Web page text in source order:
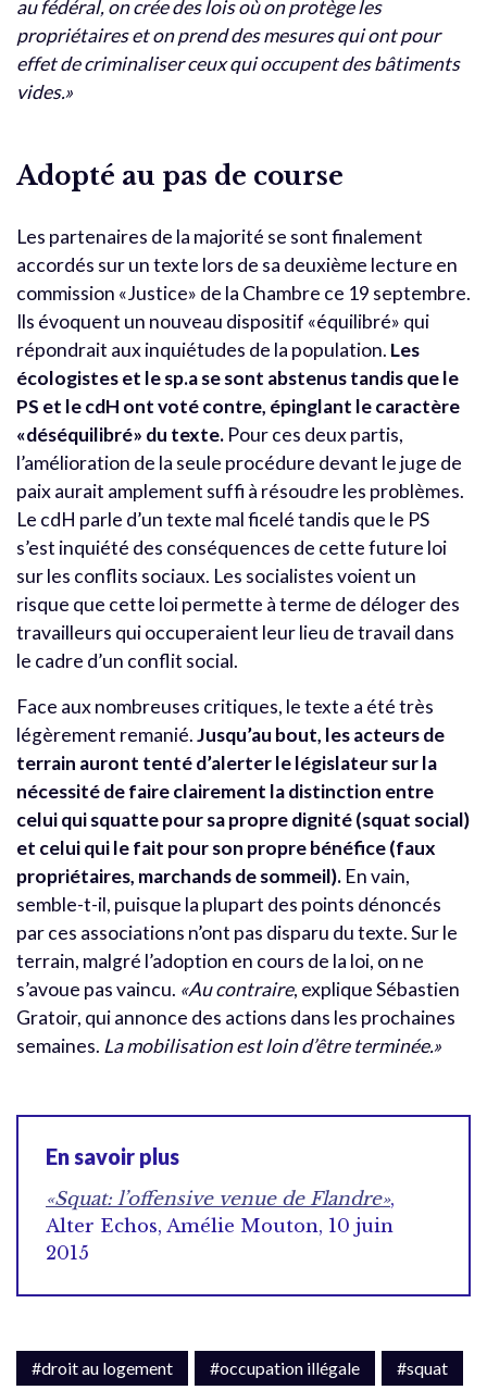
au fédéral, on crée des lois où on protège les
propriétaires et on prend des mesures qui ont pour
effet de criminaliser ceux qui occupent des bâtiments
vides.»
Adopté au pas de course
Les partenaires de la majorité se sont finalement
accordés sur un texte lors de sa deuxième lecture en
commission «Justice» de la Chambre ce 19 septembre.
Ils évoquent un nouveau dispositif «équilibré» qui
répondrait aux inquiétudes de la population. Les
écologistes et le sp.a se sont abstenus tandis que le
PS et le cdH ont voté contre, épinglant le caractère
«déséquilibré» du texte. Pour ces deux partis,
l’amélioration de la seule procédure devant le juge de
paix aurait amplement suffi à résoudre les problèmes.
Le cdH parle d’un texte mal ficelé tandis que le PS
s’est inquiété des conséquences de cette future loi
sur les conflits sociaux. Les socialistes voient un
risque que cette loi permette à terme de déloger des
travailleurs qui occuperaient leur lieu de travail dans
le cadre d’un conflit social.
Face aux nombreuses critiques, le texte a été très
légèrement remanié.Jusqu’au bout, les acteurs de
terrain auront tenté d’alerter le législateur sur la
nécessité de faire clairement la distinction entre
celui qui squatte pour sa propre dignité (squat social)
et celui qui le fait pour son propre bénéfice (faux
propriétaires, marchands de sommeil). En vain,
semble-t-il, puisque la plupart des points dénoncés
par ces associations n’ont pas disparu du texte. Sur le
terrain, malgré l’adoption en cours de la loi, on ne
s’avoue pas vaincu. «Au contraire, explique Sébastien
Gratoir, qui annonce des actions dans les prochaines
semaines. La mobilisation est loin d’être terminée.»
En savoir plus
«Squat: l’offensive venue de Flandre»,
Alter Echos, Amélie Mouton, 10 juin
2015
#droit au logement #occupation illégale #squat